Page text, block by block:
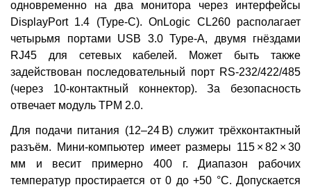
одновременно на два монитора через интерфейсы
DisplayPort 1.4 (Type-C). OnLogic CL260 располагает
четырьмя портами USB 3.0 Type-A, двумя гнёздами
RJ45 для сетевых кабелей. Может быть также
задействован последовательный порт RS-232/422/485
(через 10-контактный коннектор). За безопасность
отвечает модуль TPM 2.0.
Для подачи питания (12–24 В) служит трёхконтактный
разъём. Мини-компьютер имеет размеры 115 × 82 × 30
мм и весит примерно 400 г. Диапазон рабочих
температур простирается от 0 до +50 °C. Допускается